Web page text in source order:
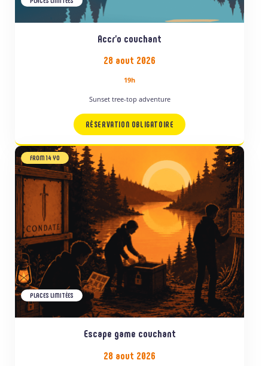
Accr’o couchant
28 aout 2026
19h
Sunset tree-top adventure
RÉSERVATION OBLIGATOIRE
FROM 14 YO
PLACES LIMITÉES
Escape game couchant
28 aout 2026